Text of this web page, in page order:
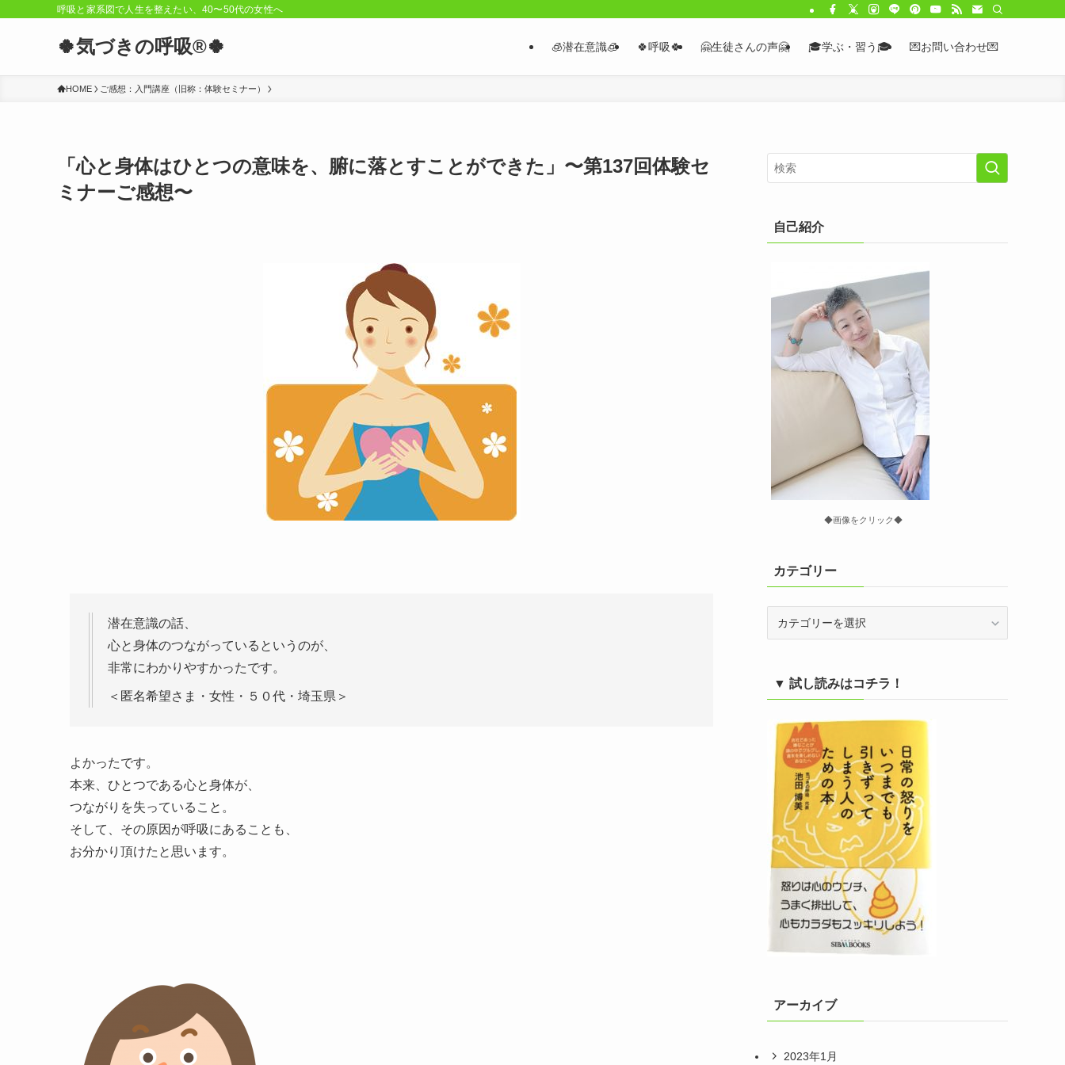
呼吸と家系図で人生を整えたい、40〜50代の女性へ
🍀気づきの呼吸®︎🍀 🧊潜在意識🧊 🍀呼吸🍀 🤗生徒さんの声🤗 🎓学ぶ・習う🎓 💌お問い合わせ💌
HOME ご感想：入門講座（旧称：体験セミナー）
「心と身体はひとつの意味を、腑に落とすことができた」〜第137回体験セ
ミナーご感想〜
潜在意識の話、
心と身体のつながっているというのが、
非常にわかりやすかったです。
＜匿名希望さま・女性・５０代・埼玉県＞
よかったです。
本来、ひとつである心と身体が、
つながりを失っていること。
そして、その原因が呼吸にあることも、
お分かり頂けたと思います。
自己紹介
◆画像をクリック◆
カテゴリー
ー▼ 試し読みはコチラ！
アーカイブ
2023年1月